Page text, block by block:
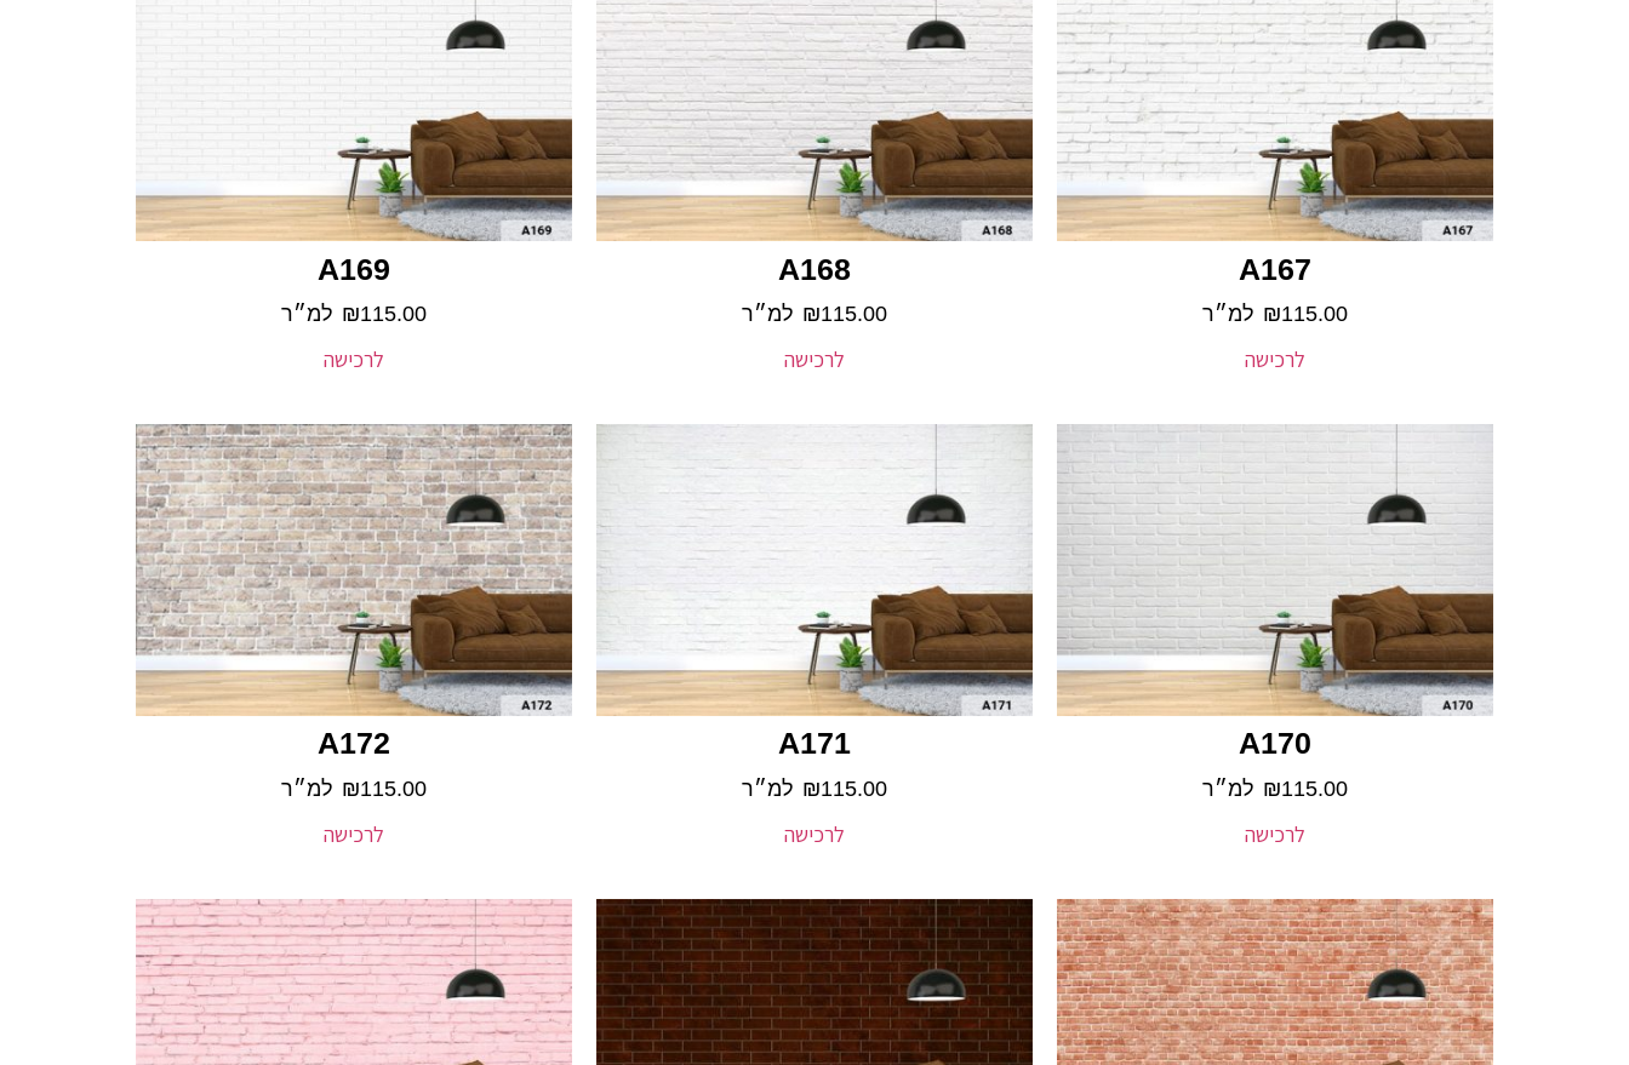
A167
₪115.00 למ״ר
לרכישה
A168
₪115.00 למ״ר
לרכישה
A169
₪115.00 למ״ר
לרכישה
A170
₪115.00 למ״ר
לרכישה
A171
₪115.00 למ״ר
לרכישה
A172
₪115.00 למ״ר
לרכישה